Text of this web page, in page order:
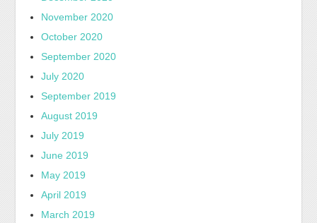
November 2020
October 2020
September 2020
July 2020
September 2019
August 2019
July 2019
June 2019
May 2019
April 2019
March 2019